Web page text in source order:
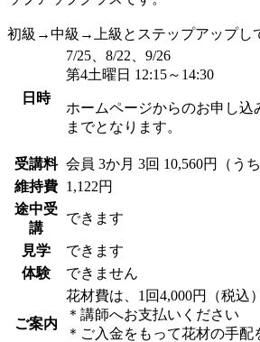
初級→中級→上級とステップアップし
日時
7/25、8/22、9/26
第4土曜日 12:15～14:30
ホームページからのお申し込
までとなります。
受講料 会員 3か月 3回 10,560円（う
維持費 1,122円
途中受
講
できます
見学
できます
体験
できません
ご案内
花材費は、1回4,000円（税込）
＊講師へお支払いください
＊ご入金をもって花材の手